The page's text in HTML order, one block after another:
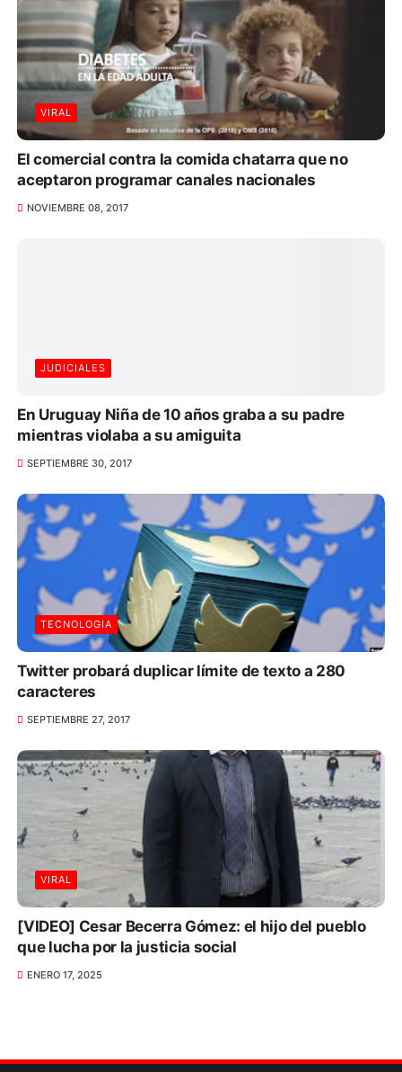
VIRAL
El comercial contra la comida chatarra que no
aceptaron programar canales nacionales
NOVIEMBRE 08, 2017
JUDICIALES
En Uruguay Niña de 10 años graba a su padre
mientras violaba a su amiguita
SEPTIEMBRE 30, 2017
TECNOLOGIA
Twitter probará duplicar límite de texto a 280
caracteres
SEPTIEMBRE 27, 2017
VIRAL
[VIDEO] Cesar Becerra Gómez: el hijo del pueblo
que lucha por la justicia social
ENERO 17, 2025